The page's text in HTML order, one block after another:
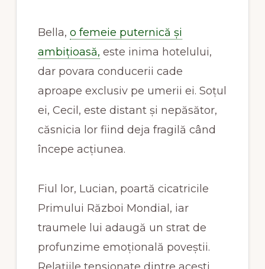
Bella, o femeie puternică și
ambițioasă, este inima hotelului,
dar povara conducerii cade
aproape exclusiv pe umerii ei. Soțul
ei, Cecil, este distant și nepăsător,
căsnicia lor fiind deja fragilă când
începe acțiunea.
Fiul lor, Lucian, poartă cicatricile
Primului Război Mondial, iar
traumele lui adaugă un strat de
profunzime emoțională poveștii.